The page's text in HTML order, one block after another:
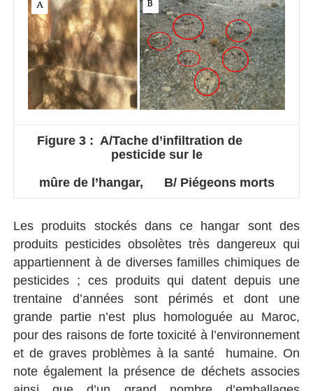
Figure 3 : A/Tache d’infiltration de
pesticide sur le
mûre de l’hangar, B/ Piégeons morts
Les produits stockés dans ce hangar sont des
produits pesticides obsolètes très dangereux qui
appartiennent à de diverses familles chimiques de
pesticides ; ces produits qui datent depuis une
trentaine d’années sont périmés et dont une
grande partie n’est plus homologuée au Maroc,
pour des raisons de forte toxicité à l’environnement
et de graves problèmes à la santé humaine. On
note également la présence de déchets associes